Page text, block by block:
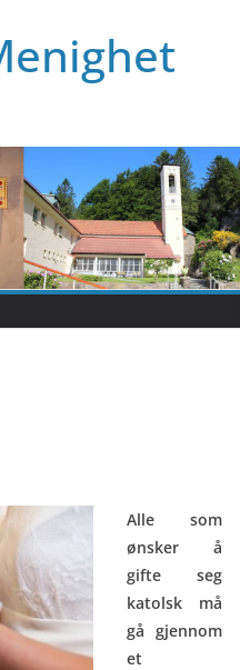
Alle som
ønsker å
gifte seg
katolsk må
gå gjennom
et